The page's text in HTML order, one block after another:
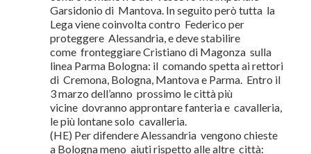
Garsidonio di Mantova. In seguito però tutta la
Lega viene coinvolta contro Federico per
proteggere Alessandria, e deve stabilire
come fronteggiare Cristiano di Magonza sulla
linea Parma Bologna: il comando spetta ai rettori
di Cremona, Bologna, Mantova e Parma. Entro il
3 marzo dell’anno prossimo le città più
vicine dovranno approntare fanteria e cavalleria,
le più lontane solo cavalleria.
(HE) Per difendere Alessandria vengono chieste
a Bologna meno aiuti rispetto alle altre città: